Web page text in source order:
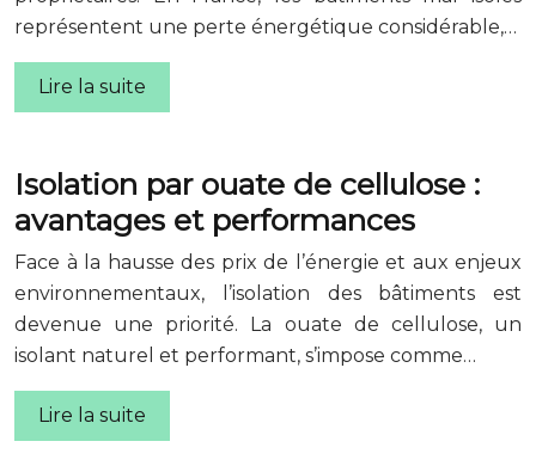
représentent une perte énergétique considérable,…
Lire la suite
Isolation par ouate de cellulose :
avantages et performances
Face à la hausse des prix de l’énergie et aux enjeux
environnementaux, l’isolation des bâtiments est
devenue une priorité. La ouate de cellulose, un
isolant naturel et performant, s’impose comme…
Lire la suite